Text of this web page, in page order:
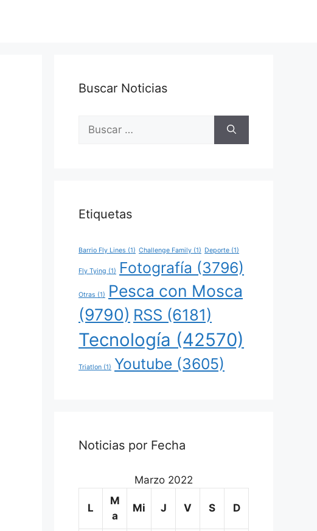
Buscar Noticias
Buscar:
Etiquetas
Barrio Fly Lines (1) Challenge Family (1) Deporte (1)
Fly Tying (1) Fotografía (3796)
Otras (1)
Pesca con Mosca
(9790) RSS (6181)
Tecnología (42570)
Triatlon (1) Youtube (3605)
Noticias por Fecha
Marzo 2022
L
M
a
Mi J V S D